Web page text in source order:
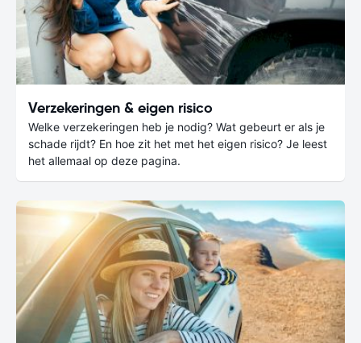
Verzekeringen & eigen risico
Welke verzekeringen heb je nodig? Wat gebeurt er als je
schade rijdt? En hoe zit het met het eigen risico? Je leest
het allemaal op deze pagina.